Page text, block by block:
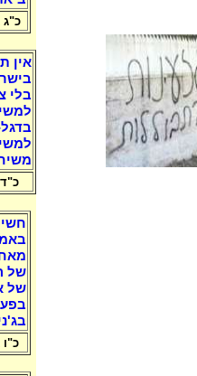
כ"ג
אין
בלי
כ"ד
של
של
כ"ו